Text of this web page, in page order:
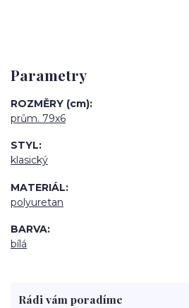
Parametry
ROZMĚRY (cm)
prům. 79x6
STYL
klasický
MATERIÁL
polyuretan
BARVA
bílá
Rádi vám poradíme